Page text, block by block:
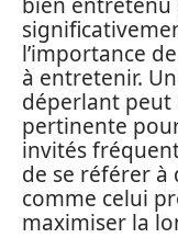
l’importance
à entretenir.
déperlant
pertinente
invités
de se référer à
comme celui
maximiser la